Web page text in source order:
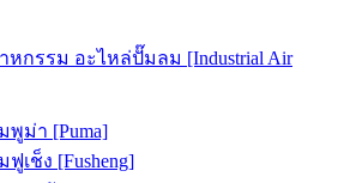
กรรม อะไหล่ปั๊มลม [Industrial Air
พูม่า [Puma]
เช็ง [Fusheng]